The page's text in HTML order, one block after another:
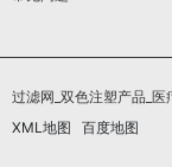
过滤网_双色注塑产品_
XML地图
百度地图